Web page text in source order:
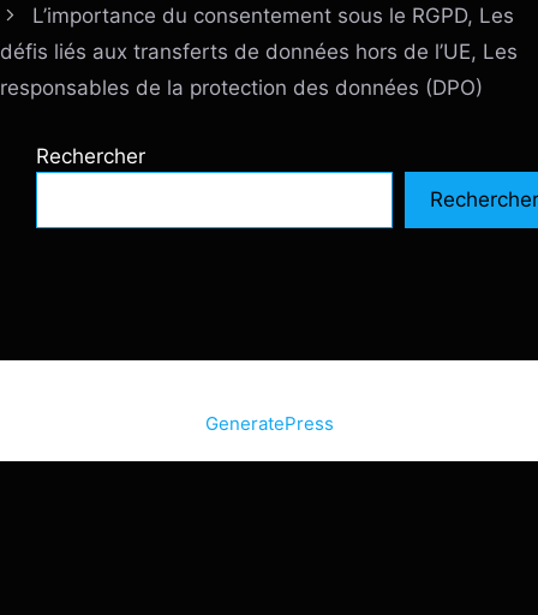
L’importance du consentement sous le RGPD, Les
défis liés aux transferts de données hors de l’UE, Les
responsables de la protection des données (DPO)
Rechercher
Rechercher
GeneratePress